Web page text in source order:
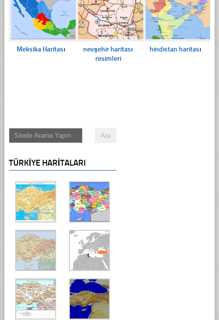
Meksika Haritası
nevşehir haritası
resimleri
hindistan haritası
TÜRKIYE HARITALARI